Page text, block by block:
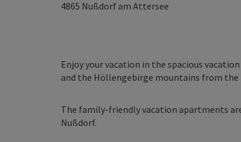
4865 Nußdorf am Attersee
Enjoy your vacation in the spacious
and the Höllengebirge mountains from
The family-friendly vacation apartments
Nußdorf.